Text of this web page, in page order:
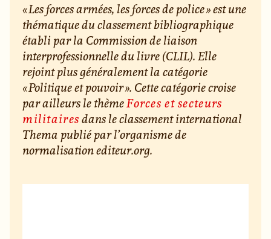
« Les forces armées, les forces de police » est une
thématique du classement bibliographique
établi par la Commission de liaison
interprofessionnelle du livre (CLIL). Elle
rejoint plus généralement la catégorie
« Politique et pouvoir ». Cette catégorie croise
par ailleurs le thèmeForces et secteurs
militairesdans le classement international
Thema publié par l’organisme de
normalisation editeur.org.